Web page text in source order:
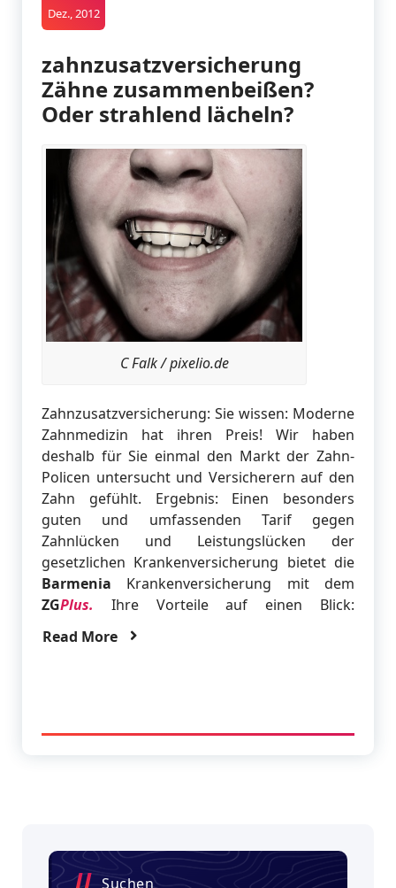
Dez., 2012
zahnzusatzversicherung
Zähne zusammenbeißen?
Oder strahlend lächeln?
C Falk / pixelio.de
Zahnzusatzversicherung: Sie wissen: Moderne
Zahnmedizin hat ihren Preis! Wir haben
deshalb für Sie einmal den Markt der Zahn-
Policen untersucht und Versicherern auf den
Zahn gefühlt. Ergebnis: Einen besonders
guten und umfassenden Tarif gegen
Zahnlücken und Leistungslücken der
gesetzlichen Krankenversicherung bietet die
Barmenia Krankenversicherung mit dem
ZGPlus. Ihre Vorteile auf einen Blick:
Read More
Suchen